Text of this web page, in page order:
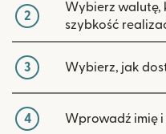
2
Wybierz walutę,
szybkość
3 Wybierz, jak
4 Wprowadź imię